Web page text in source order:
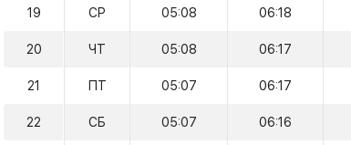
19 СР 05:08 06:18
20 ЧТ 05:08 06:17
21 ПТ 05:07 06:17
22 СБ 05:07 06:16